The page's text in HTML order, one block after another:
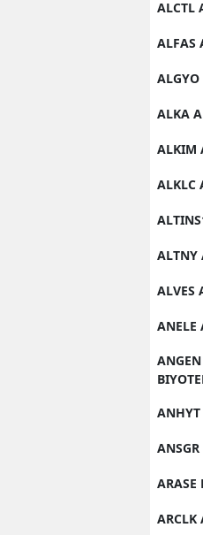
ALCTL
ALFAS
ALKA
ALKIM
ALKLC
ALTNY
ALVES
ANELE
ANHYT
ARASE
ARCLK